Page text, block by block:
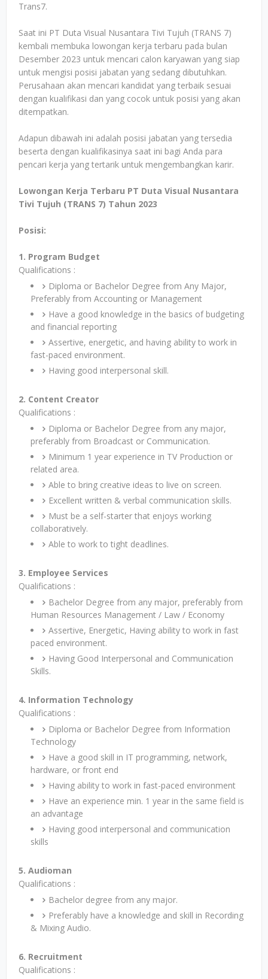
Trans7.
Saat ini PT Duta Visual Nusantara Tivi Tujuh (TRANS 7)
kembali membuka lowongan kerja terbaru pada bulan
Desember 2023 untuk mencari calon karyawan yang siap
untuk mengisi posisi jabatan yang sedang dibutuhkan.
Perusahaan akan mencari kandidat yang terbaik sesuai
dengan kualifikasi dan yang cocok untuk posisi yang akan
ditempatkan.
Adapun dibawah ini adalah posisi jabatan yang tersedia
beserta dengan kualifikasinya saat ini bagi Anda para
pencari kerja yang tertarik untuk mengembangkan karir.
Lowongan Kerja Terbaru PT Duta Visual Nusantara
Tivi Tujuh (TRANS 7) Tahun 2023
Posisi:
1. Program Budget
Qualifications :
Diploma or Bachelor Degree from Any Major,
Preferably from Accounting or Management
Have a good knowledge in the basics of budgeting
and financial reporting
Assertive, energetic, and having ability to work in
fast-paced environment.
Having good interpersonal skill.
2. Content Creator
Qualifications :
Diploma or Bachelor Degree from any major,
preferably from Broadcast or Communication.
Minimum 1 year experience in TV Production or
related area.
Able to bring creative ideas to live on screen.
Excellent written & verbal communication skills.
Must be a self-starter that enjoys working
collaboratively.
Able to work to tight deadlines.
3. Employee Services
Qualifications :
Bachelor Degree from any major, preferably from
Human Resources Management / Law / Economy
Assertive, Energetic, Having ability to work in fast
paced environment.
Having Good Interpersonal and Communication
Skills.
4. Information Technology
Qualifications :
Diploma or Bachelor Degree from Information
Technology
Have a good skill in IT programming, network,
hardware, or front end
Having ability to work in fast-paced environment
Have an experience min. 1 year in the same field is
an advantage
Having good interpersonal and communication
skills
5. Audioman
Qualifications :
Bachelor degree from any major.
Preferably have a knowledge and skill in Recording
& Mixing Audio.
6. Recruitment
Qualifications :